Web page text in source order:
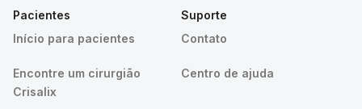
Pacientes
Início para pacientes
Encontre um cirurgião
Crisalix
Suporte
Contato
Centro de ajuda